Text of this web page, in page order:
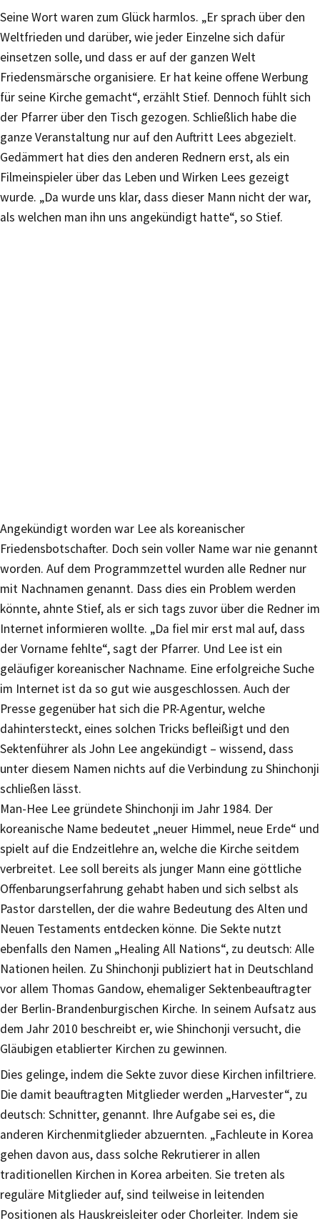
Seine Wort waren zum Glück harmlos. „Er sprach über den
Weltfrieden und darüber, wie jeder Einzelne sich dafür
einsetzen solle, und dass er auf der ganzen Welt
Friedensmärsche organisiere. Er hat keine offene Werbung
für seine Kirche gemacht“, erzählt Stief. Dennoch fühlt sich
der Pfarrer über den Tisch gezogen. Schließlich habe die
ganze Veranstaltung nur auf den Auftritt Lees abgezielt.
Gedämmert hat dies den anderen Rednern erst, als ein
Filmeinspieler über das Leben und Wirken Lees gezeigt
wurde. „Da wurde uns klar, dass dieser Mann nicht der war,
als welchen man ihn uns angekündigt hatte“, so Stief.
Angekündigt worden war Lee als koreanischer
Friedensbotschafter. Doch sein voller Name war nie genannt
worden. Auf dem Programmzettel wurden alle Redner nur
mit Nachnamen genannt. Dass dies ein Problem werden
könnte, ahnte Stief, als er sich tags zuvor über die Redner im
Internet informieren wollte. „Da fiel mir erst mal auf, dass
der Vorname fehlte“, sagt der Pfarrer. Und Lee ist ein
geläufiger koreanischer Nachname. Eine erfolgreiche Suche
im Internet ist da so gut wie ausgeschlossen. Auch der
Presse gegenüber hat sich die PR-Agentur, welche
dahintersteckt, eines solchen Tricks befleißigt und den
Sektenführer als John Lee angekündigt – wissend, dass
unter diesem Namen nichts auf die Verbindung zu Shinchonji
schließen lässt.
Man-Hee Lee gründete Shinchonji im Jahr 1984. Der
koreanische Name bedeutet „neuer Himmel, neue Erde“ und
spielt auf die Endzeitlehre an, welche die Kirche seitdem
verbreitet. Lee soll bereits als junger Mann eine göttliche
Offenbarungserfahrung gehabt haben und sich selbst als
Pastor darstellen, der die wahre Bedeutung des Alten und
Neuen Testaments entdecken könne. Die Sekte nutzt
ebenfalls den Namen „Healing All Nations“, zu deutsch: Alle
Nationen heilen. Zu Shinchonji publiziert hat in Deutschland
vor allem Thomas Gandow, ehemaliger Sektenbeauftragter
der Berlin-Brandenburgischen Kirche. In seinem Aufsatz aus
dem Jahr 2010 beschreibt er, wie Shinchonji versucht, die
Gläubigen etablierter Kirchen zu gewinnen.
Dies gelinge, indem die Sekte zuvor diese Kirchen infiltriere.
Die damit beauftragten Mitglieder werden „Harvester“, zu
deutsch: Schnitter, genannt. Ihre Aufgabe sei es, die
anderen Kirchenmitglieder abzuernten. „Fachleute in Korea
gehen davon aus, dass solche Rekrutierer in allen
traditionellen Kirchen in Korea arbeiten. Sie treten als
reguläre Mitglieder auf, sind teilweise in leitenden
Positionen als Hauskreisleiter oder Chorleiter. Indem sie